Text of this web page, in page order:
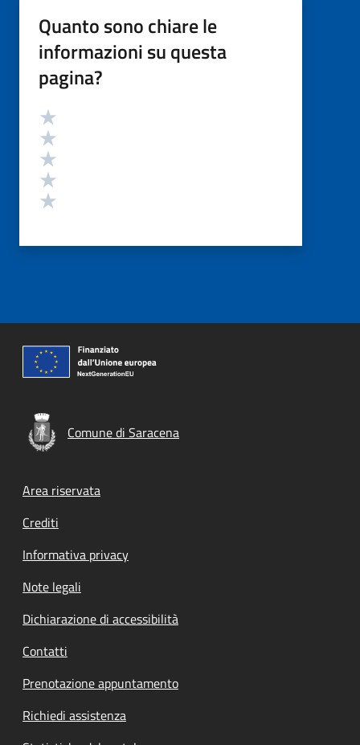
Quanto sono chiare le
informazioni su questa
pagina?
Valutazione
Comune di Saracena
Footer menu
Area riservata
Crediti
Informativa privacy
Note legali
Dichiarazione di accessibilità
Contatti
Prenotazione appuntamento
Richiedi assistenza